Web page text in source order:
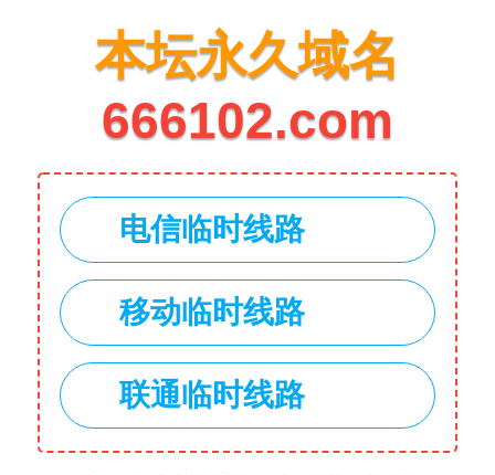
本坛永久域名
666102.com
电信临时线路
移动临时线路
联通临时线路